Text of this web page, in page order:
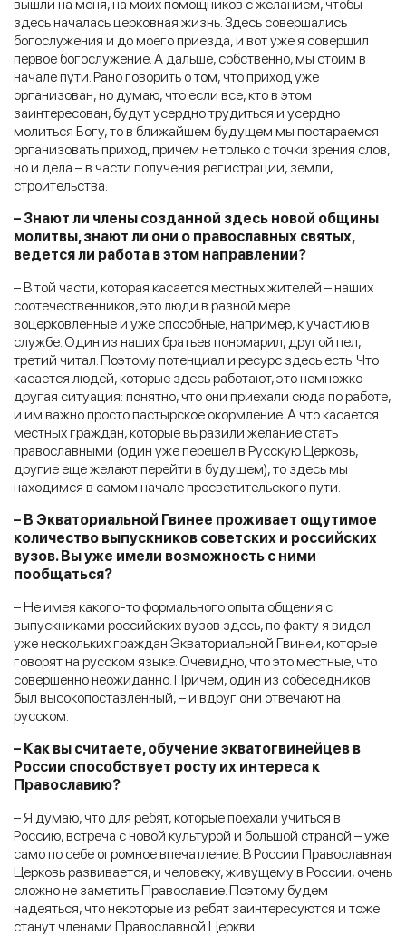
вышли на меня, на моих помощников с желанием, чтобы
здесь началась церковная жизнь. Здесь совершались
богослужения и до моего приезда, и вот уже я совершил
первое богослужение. А дальше, собственно, мы стоим в
начале пути. Рано говорить о том, что приход уже
организован, но думаю, что если все, кто в этом
заинтересован, будут усердно трудиться и усердно
молиться Богу, то в ближайшем будущем мы постараемся
организовать приход, причем не только с точки зрения слов,
но и дела – в части получения регистрации, земли,
строительства.
– Знают ли члены созданной здесь новой общины
молитвы, знают ли они о православных святых,
ведется ли работа в этом направлении?
– В той части, которая касается местных жителей – наших
соотечественников, это люди в разной мере
воцерковленные и уже способные, например, к участию в
службе. Один из наших братьев пономарил, другой пел,
третий читал. Поэтому потенциал и ресурс здесь есть. Что
касается людей, которые здесь работают, это немножко
другая ситуация: понятно, что они приехали сюда по работе,
и им важно просто пастырское окормление. А что касается
местных граждан, которые выразили желание стать
православными (один уже перешел в Русскую Церковь,
другие еще желают перейти в будущем), то здесь мы
находимся в самом начале просветительского пути.
– В Экваториальной Гвинее проживает ощутимое
количество выпускников советских и российских
вузов. Вы уже имели возможность с ними
пообщаться?
– Не имея какого-то формального опыта общения с
выпускниками российских вузов здесь, по факту я видел
уже нескольких граждан Экваториальной Гвинеи, которые
говорят на русском языке. Очевидно, что это местные, что
совершенно неожиданно. Причем, один из собеседников
был высокопоставленный, – и вдруг они отвечают на
русском.
– Как вы считаете, обучение экватогвинейцев в
России способствует росту их интереса к
Православию?
– Я думаю, что для ребят, которые поехали учиться в
Россию, встреча с новой культурой и большой страной – уже
само по себе огромное впечатление. В России Православная
Церковь развивается, и человеку, живущему в России, очень
сложно не заметить Православие. Поэтому будем
надеяться, что некоторые из ребят заинтересуются и тоже
станут членами Православной Церкви.